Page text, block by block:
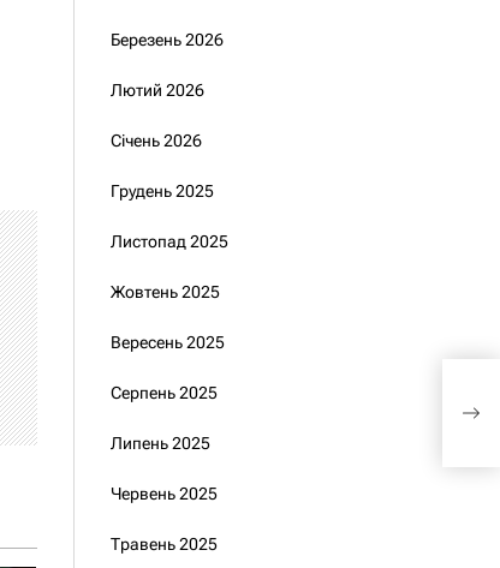
Березень 2026
Лютий 2026
Січень 2026
Грудень 2025
Листопад 2025
Жовтень 2025
Вересень 2025
Серпень 2025
Липень 2025
Червень 2025
Травень 2025